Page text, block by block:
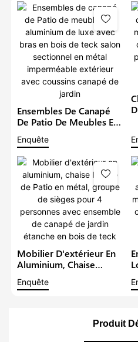
Ensembles De Canapé
De Patio De Meubles En
Aluminium De Luxe Avec
Bras En Bois De Teck
Salon Sectionnel En
Métal Imperméable
Extérieur Avec Coussins
Canapé De Jardin
Enquête
Mobilier D'extérieur En
Aluminium, Chaise
Métal, Groupe De
Étanche En Bois De Teck
Enquête
Produit